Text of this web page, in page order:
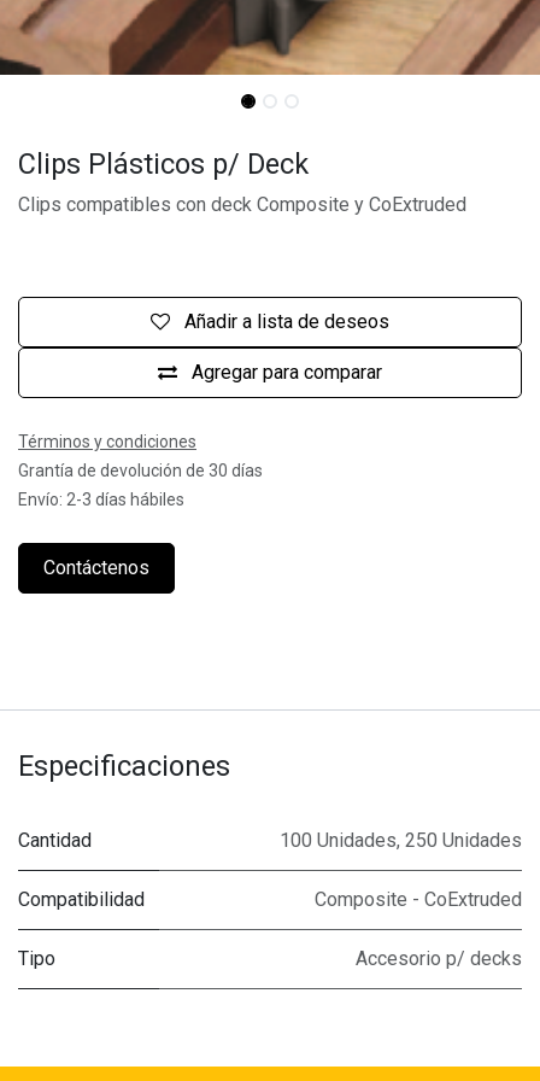
Clips Plásticos p/ Deck
Clips compatibles con deck Composite y CoExtruded
Agregar para comparar
Añadir a lista de deseos
Términos y condiciones
Grantía de devolución de 30 días
Envío: 2-3 días hábiles
Contáctenos
Especificaciones
Cantidad 100 Unidades, 250 Unidades
Compatibilidad Composite - CoExtruded
Tipo Accesorio p/ decks